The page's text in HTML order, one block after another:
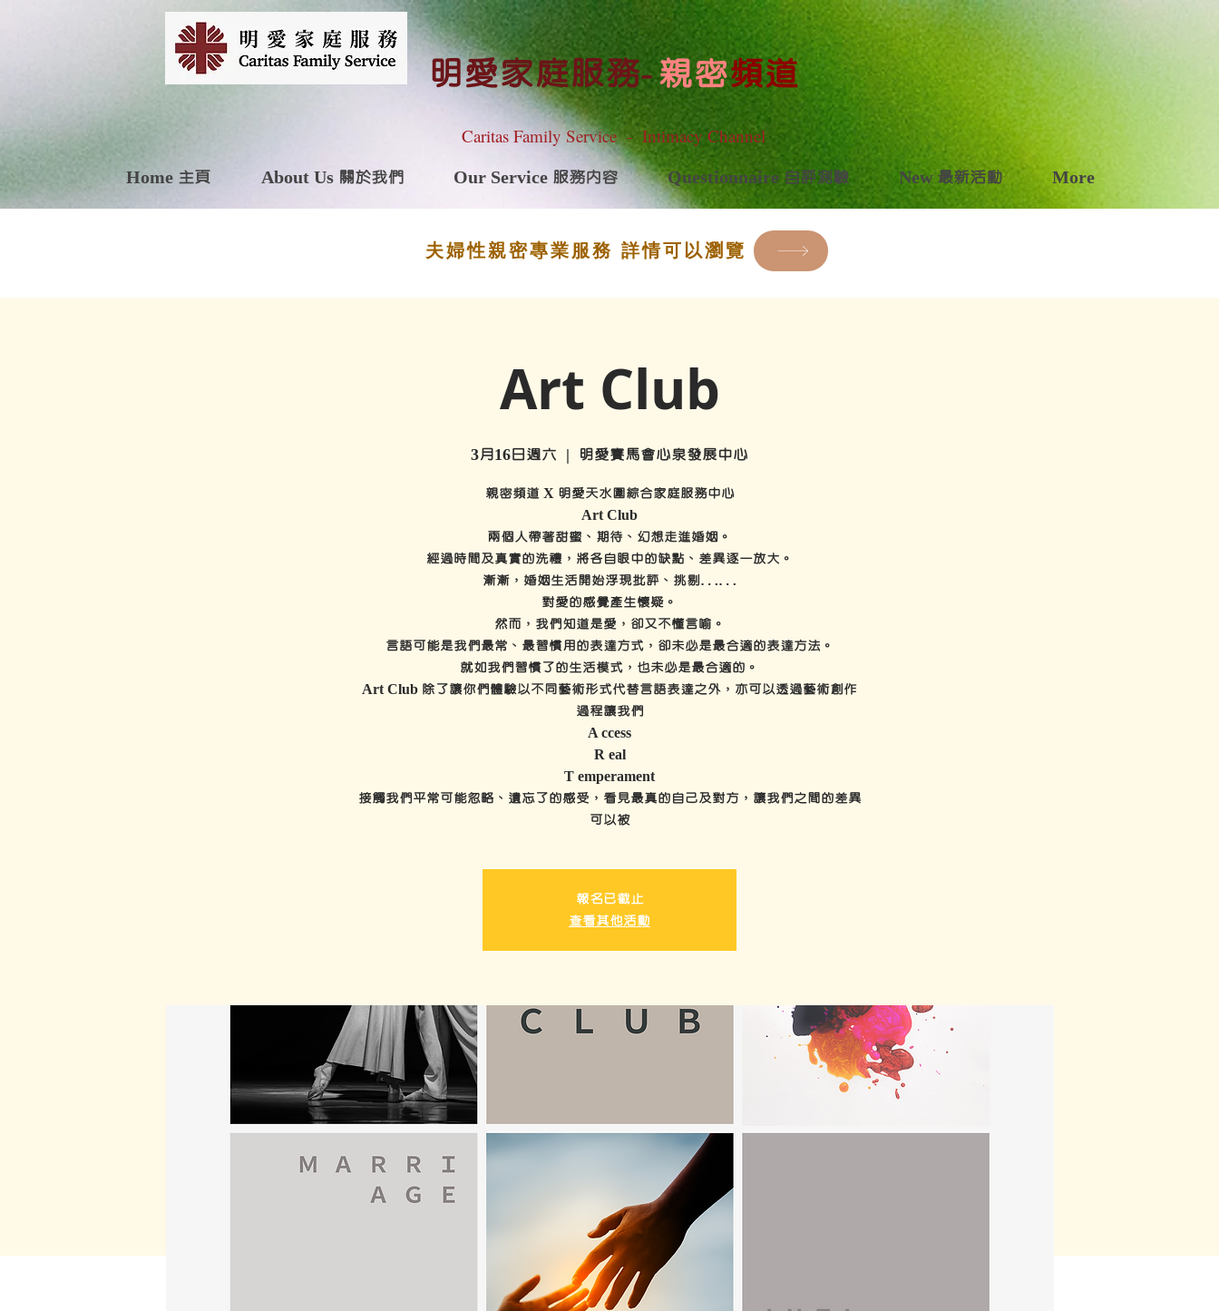
明愛家庭服務-親密頻道
Caritas Family Service - Intimacy Channel
Home 主頁 About Us 關於我們 Our Service 服務內容 Questionnaire 自評測驗 New 最新活動 More
夫婦性親密專業服務 詳情可以瀏覽
Art Club
3月16日週六 明愛賽馬會心泉發展中心
親密頻道 X 明愛天水圍綜合家庭服務中心
Art Club
兩個人帶著甜蜜、期待、幻想走進婚姻。
經過時間及真實的洗禮，將各自眼中的缺點、差異逐一放大。
漸漸，婚姻生活開始浮現批評、挑剔……
對愛的感覺產生懷疑。
然而，我們知道是愛，卻又不懂言喻。
言語可能是我們最常、最習慣用的表達方式，卻未必是最合適的表達方法。
就如我們習慣了的生活模式，也未必是最合適的。
Art Club 除了讓你們體驗以不同藝術形式代替言語表達之外，亦可以透過藝術創作
過程讓我們
A ccess
R eal
T emperament
接觸我們平常可能忽略、遺忘了的感受，看見最真的自己及對方，讓我們之間的差異
可以被
報名已截止
查看其他活動